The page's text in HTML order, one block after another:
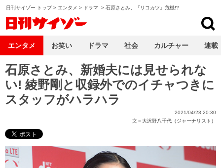
日刊サイゾー トップ> エンタメ > ドラマ > 石原さとみ、『リコカツ』危機!?
石原さとみ、新婚夫には見せられな
い! 綾野剛と収録外でのイチャつきに
スタッフがハラハラ
2021/04/28 20:30
文＝大沢野八千代（ジャーナリスト）
エンタメ お笑い ドラマ 社会 カルチャー 連載